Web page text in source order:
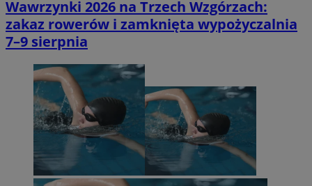
Wawrzynki 2026 na Trzech Wzgórzach:
zakaz rowerów i zamknięta wypożyczalnia
7–9 sierpnia